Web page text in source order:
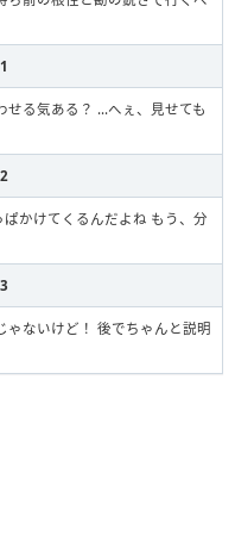
せる気ある？ …へぇ、見せても
かけてくるんだよね もう、分
ないけど！ 後でちゃんと説明